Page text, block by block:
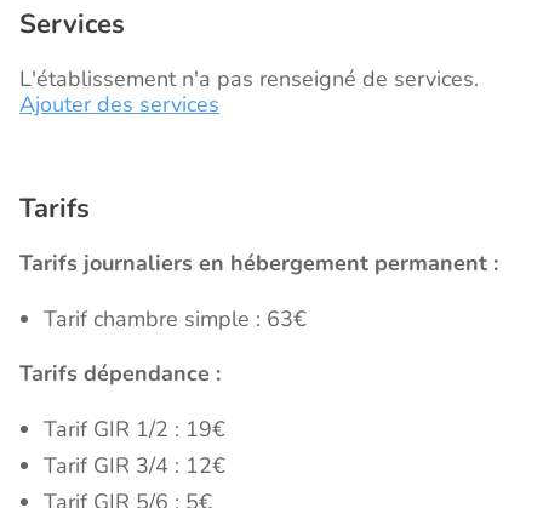
Services
L'établissement n'a pas renseigné de services.
Ajouter des services
Tarifs
Tarifs journaliers en hébergement permanent :
Tarif chambre simple : 63€
Tarifs dépendance :
Tarif GIR 1/2 : 19€
Tarif GIR 3/4 : 12€